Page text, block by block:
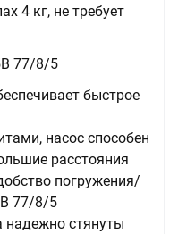
4 кг, не требует
77/8/5
быстрое
насос способен
расстояния
погружения/
77/8/5
надежно стянуты